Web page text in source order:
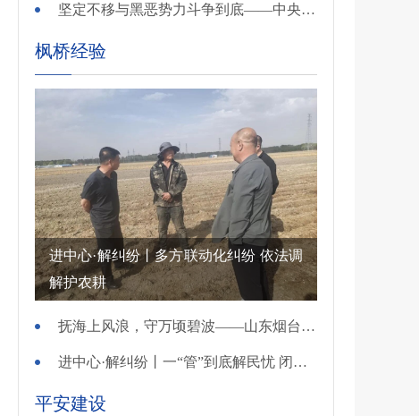
坚定不移与黑恶势力斗争到底——中央政法委负责同志就开展深化扫黑除恶专项斗争有关问题答记者问
枫桥经验
进中心·解纠纷丨多方联动化纠纷 依法调
解护农耕
抚海上风浪，守万顷碧波——山东烟台把矛盾化解在微澜未起时
进中心·解纠纷丨一“管”到底解民忧 闭环调处化纠纷
平安建设